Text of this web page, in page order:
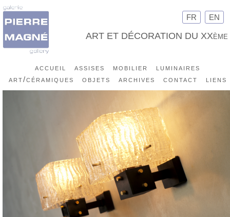
FR EN
ART ET DÉCORATION DU XXème
accueil assises mobilier
luminaires
art/céramiques
objets archives contact liens